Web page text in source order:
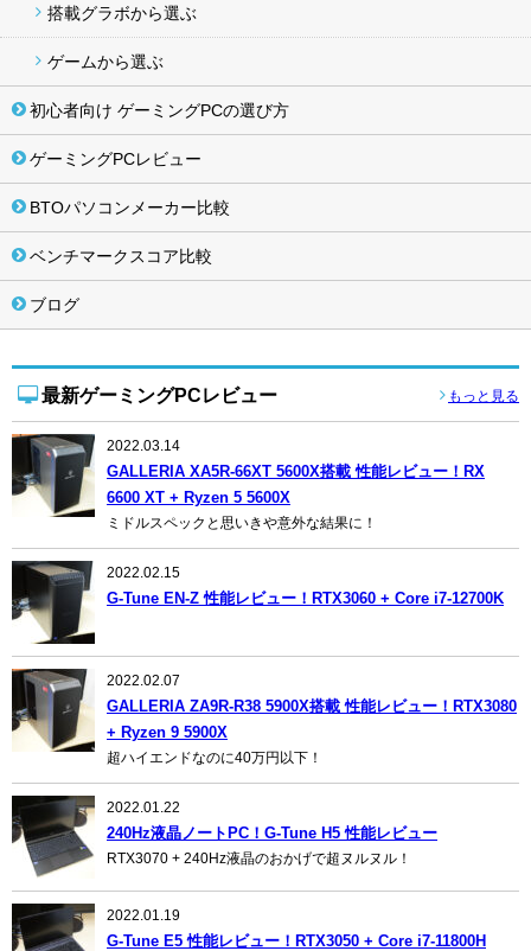
搭載グラボから選ぶ
ゲームから選ぶ
初心者向け ゲーミングPCの選び方
ゲーミングPCレビュー
BTOパソコンメーカー比較
ベンチマークスコア比較
ブログ
最新ゲーミングPCレビュー もっと見る
2022.03.14
GALLERIA XA5R-66XT 5600X搭載 性能レビュー！RX
6600 XT + Ryzen 5 5600X
ミドルスペックと思いきや意外な結果に！
2022.02.15
G-Tune EN-Z 性能レビュー！RTX3060 + Core i7-12700K
2022.02.07
GALLERIA ZA9R-R38 5900X搭載 性能レビュー！RTX3080
+ Ryzen 9 5900X
超ハイエンドなのに40万円以下！
2022.01.22
240Hz液晶ノートPC！G-Tune H5 性能レビュー
RTX3070 + 240Hz液晶のおかげで超ヌルヌル！
2022.01.19
G-Tune E5 性能レビュー！RTX3050 + Core i7-11800H